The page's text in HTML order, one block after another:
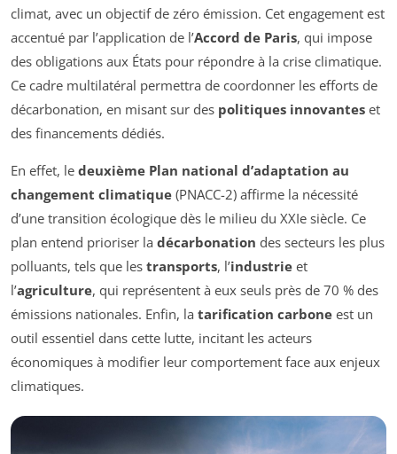
climat, avec un objectif de zéro émission. Cet engagement est
accentué par l’application de l’Accord de Paris, qui impose
des obligations aux États pour répondre à la crise climatique.
Ce cadre multilatéral permettra de coordonner les efforts de
décarbonation, en misant sur des politiques innovantes et
des financements dédiés.
En effet, le deuxième Plan national d’adaptation au
changement climatique (PNACC-2) affirme la nécessité
d’une transition écologique dès le milieu du XXIe siècle. Ce
plan entend prioriser la décarbonation des secteurs les plus
polluants, tels que les transports, l’industrie et
l’agriculture, qui représentent à eux seuls près de 70 % des
émissions nationales. Enfin, la tarification carbone est un
outil essentiel dans cette lutte, incitant les acteurs
économiques à modifier leur comportement face aux enjeux
climatiques.